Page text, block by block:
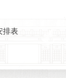
排表